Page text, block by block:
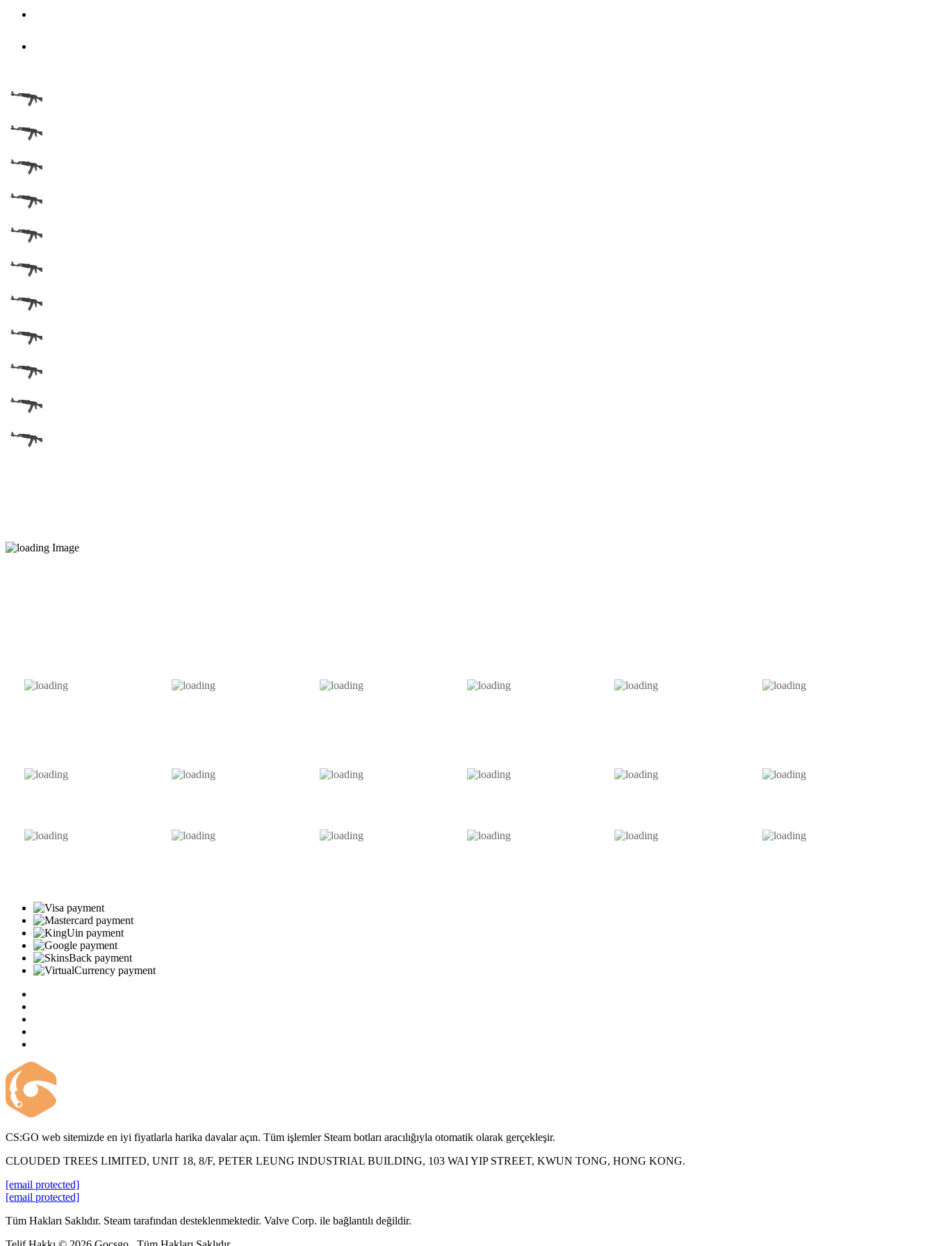
CS:GO web sitemizde en iyi fiyatlarla harika davalar açın. Tüm işlemler Steam botları aracılığıyla otomatik olarak gerçekleşir.
CLOUDED TREES LIMITED, UNIT 18, 8/F, PETER LEUNG INDUSTRIAL BUILDING, 103 WAI YIP STREET, KWUN TONG, HONG KONG.
[email protected]
[email protected]
Tüm Hakları Saklıdır. Steam tarafından desteklenmektedir. Valve Corp. ile bağlantılı değildir.